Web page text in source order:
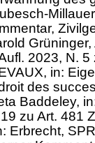
2023, N.
in:
des
Baddeley,
zu Art. 481
Erbrecht,